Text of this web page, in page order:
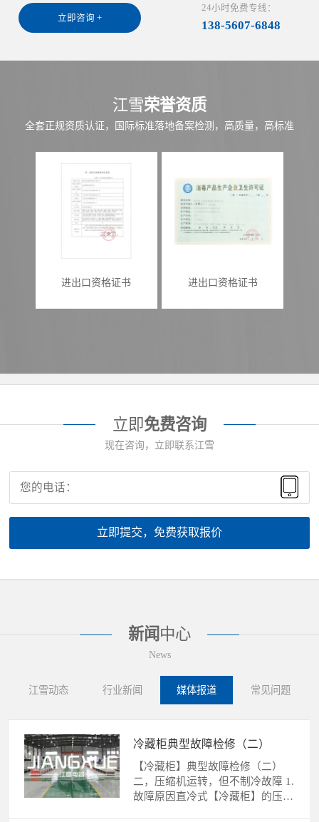
立即咨询 +
24小时免费专线：
138-5607-6848
江雪荣誉资质
全套正规资质认证，国际标准落地备案检测，高质量，高标准
进出口资格证书 进出口资格证书
立即免费咨询
现在咨询，立即联系江雪
立即提交，免费获取报价
新闻 中心
News
江雪动态 行业新闻 媒体报道 常见问题
冷藏柜典型故障检修（二）
【冷藏柜】典型故障检修（二）
二，压缩机运转，但不制冷故障 1.
故障原因直冷式【冷藏柜】的压缩